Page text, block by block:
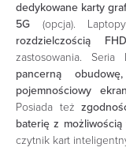
dedykowane karty
5G (opcja).
rozdzielczością
zastosowania.
pancerną
pojemnościowy
Posiada też
baterię z
czytnik kart